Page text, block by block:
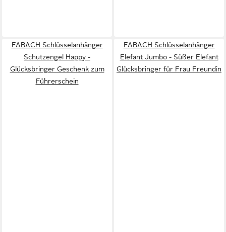
FABACH Schlüsselanhänger
Schutzengel Happy -
Glücksbringer Geschenk zum
Führerschein
FABACH Schlüsselanhänger
Elefant Jumbo - Süßer Elefant
Glücksbringer für Frau Freundin